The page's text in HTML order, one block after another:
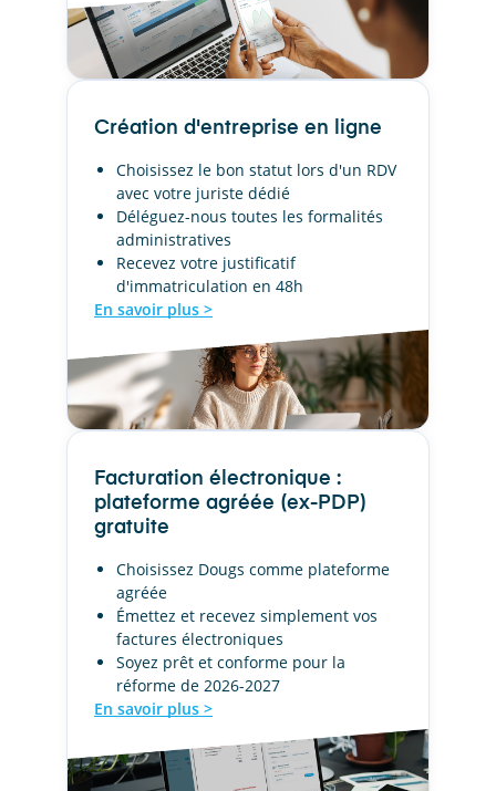
Création d'entreprise en ligne
Choisissez le bon statut lors d'un RDV
avec votre juriste dédié
Déléguez-nous toutes les formalités
administratives
Recevez votre justificatif
d'immatriculation en 48h
En savoir plus >
Facturation électronique :
plateforme agréée (ex-PDP)
gratuite
Choisissez Dougs comme plateforme
agréée
Émettez et recevez simplement vos
factures électroniques
Soyez prêt et conforme pour la
réforme de 2026-2027
En savoir plus >